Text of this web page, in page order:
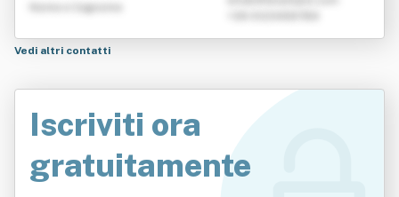
Nome e Cognome
Vedi altri contatti
Iscriviti ora
gratuitamente